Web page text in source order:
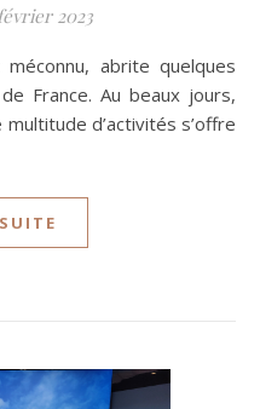
2023
France. Au beaux jours,
d’activités s’offre